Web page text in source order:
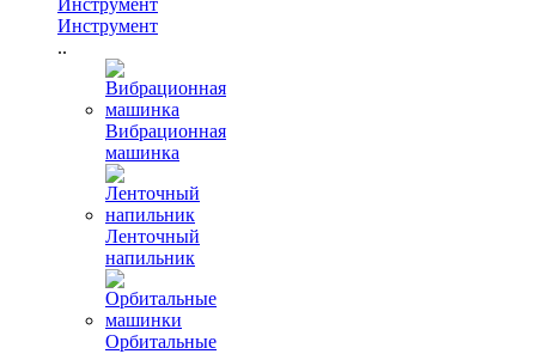
Инструмент
..
Вибрационная
машинка
Ленточный
напильник
Орбитальные